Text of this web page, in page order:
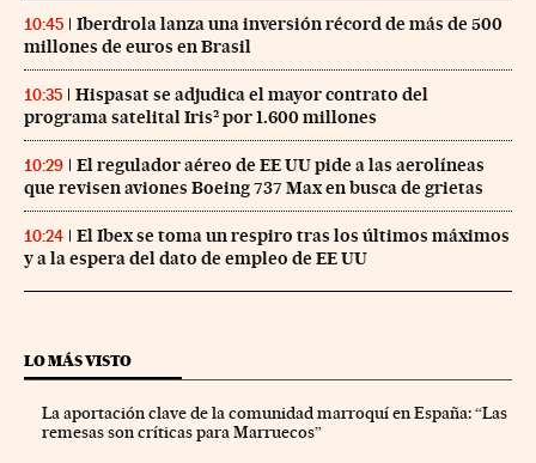
10:45
Iberdrola lanza una inversión récord de más de 500
millones de euros en Brasil
10:35
Hispasat se adjudica el mayor contrato del
programa satelital Iris² por 1.600 millones
10:29
El regulador aéreo de EE UU pide a las aerolíneas
que revisen aviones Boeing 737 Max en busca de grietas
10:24
El Ibex se toma un respiro tras los últimos máximos
y a la espera del dato de empleo de EE UU
LO MÁS VISTO
La aportación clave de la comunidad marroquí en España: “Las
remesas son críticas para Marruecos”